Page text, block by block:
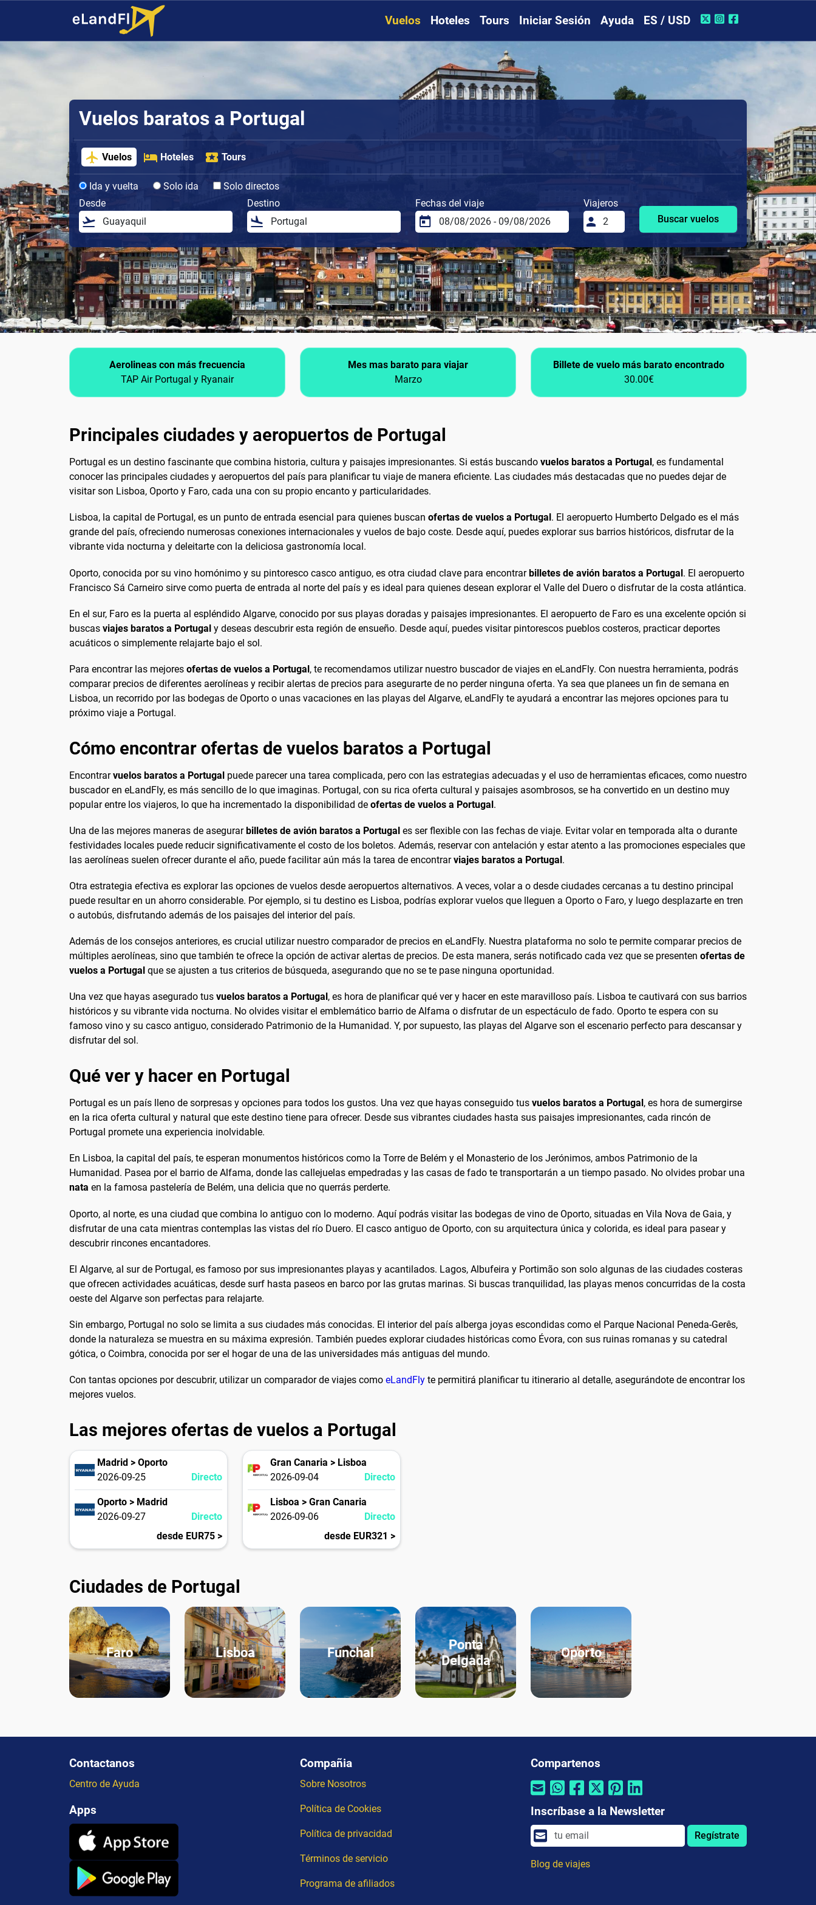
Vuelos Hoteles Tours Iniciar Sesión Ayuda ES / USD
Vuelos baratos a Portugal
Vuelos Hoteles Tours
Ida y vuelta Solo ida
Solo directos
Desde
Destino Fechas del viaje
Viajeros
Buscar vuelos
Aerolineas con más frecuencia
TAP Air Portugal y Ryanair
Mes mas barato para viajar
Marzo
Billete de vuelo más barato encontrado
30.00€
Principales ciudades y aeropuertos de Portugal
Portugal es un destino fascinante que combina historia, cultura y paisajes impresionantes. Si estás buscando vuelos baratos a Portugal , es fundamental
conocer las principales ciudades y aeropuertos del país para planificar tu viaje de manera eficiente. Las ciudades más destacadas que no puedes dejar de
visitar son Lisboa, Oporto y Faro, cada una con su propio encanto y particularidades.
Lisboa, la capital de Portugal, es un punto de entrada esencial para quienes buscan ofertas de vuelos a Portugal . El aeropuerto Humberto Delgado es el más
grande del país, ofreciendo numerosas conexiones internacionales y vuelos de bajo coste. Desde aquí, puedes explorar sus barrios históricos, disfrutar de la
vibrante vida nocturna y deleitarte con la deliciosa gastronomía local.
Oporto, conocida por su vino homónimo y su pintoresco casco antiguo, es otra ciudad clave para encontrarbilletes de avión baratos a Portugal. El aeropuerto
Francisco Sá Carneiro sirve como puerta de entrada al norte del país y es ideal para quienes desean explorar el Valle del Duero o disfrutar de la costa atlántica.
En el sur, Faro es la puerta al espléndido Algarve, conocido por sus playas doradas y paisajes impresionantes. El aeropuerto de Faro es una excelente opción si
buscas viajes baratos a Portugal y deseas descubrir esta región de ensueño. Desde aquí, puedes visitar pintorescos pueblos costeros, practicar deportes
acuáticos o simplemente relajarte bajo el sol.
Para encontrar las mejores ofertas de vuelos a Portugal, te recomendamos utilizar nuestro buscador de viajes en eLandFly. Con nuestra herramienta, podrás
comparar precios de diferentes aerolíneas y recibir alertas de precios para asegurarte de no perder ninguna oferta. Ya sea que planees un fin de semana en
Lisboa, un recorrido por las bodegas de Oporto o unas vacaciones en las playas del Algarve, eLandFly te ayudará a encontrar las mejores opciones para tu
próximo viaje a Portugal.
Cómo encontrar ofertas de vuelos baratos a Portugal
Encontrarvuelos baratos a Portugal puede parecer una tarea complicada, pero con las estrategias adecuadas y el uso de herramientas eficaces, como nuestro
buscador en eLandFly, es más sencillo de lo que imaginas. Portugal, con su rica oferta cultural y paisajes asombrosos, se ha convertido en un destino muy
popular entre los viajeros, lo que ha incrementado la disponibilidad de ofertas de vuelos a Portugal.
Una de las mejores maneras de asegurarbilletes de avión baratos a Portugal es ser flexible con las fechas de viaje. Evitar volar en temporada alta o durante
festividades locales puede reducir significativamente el costo de los boletos. Además, reservar con antelación y estar atento a las promociones especiales que
las aerolíneas suelen ofrecer durante el año, puede facilitar aún más la tarea de encontrarviajes baratos a Portugal.
Otra estrategia efectiva es explorar las opciones de vuelos desde aeropuertos alternativos. A veces, volar a o desde ciudades cercanas a tu destino principal
puede resultar en un ahorro considerable. Por ejemplo, si tu destino es Lisboa, podrías explorar vuelos que lleguen a Oporto o Faro, y luego desplazarte en tren
o autobús, disfrutando además de los paisajes del interior del país.
Además de los consejos anteriores, es crucial utilizar nuestro comparador de precios en eLandFly. Nuestra plataforma no solo te permite comparar precios de
múltiples aerolíneas, sino que también te ofrece la opción de activar alertas de precios. De esta manera, serás notificado cada vez que se presenten ofertas de
vuelos a Portugal que se ajusten a tus criterios de búsqueda, asegurando que no se te pase ninguna oportunidad.
Una vez que hayas asegurado tus vuelos baratos a Portugal , es hora de planificar qué ver y hacer en este maravilloso país. Lisboa te cautivará con sus barrios
históricos y su vibrante vida nocturna. No olvides visitar el emblemático barrio de Alfama o disfrutar de un espectáculo de fado. Oporto te espera con su
famoso vino y su casco antiguo, considerado Patrimonio de la Humanidad. Y, por supuesto, las playas del Algarve son el escenario perfecto para descansar y
disfrutar del sol.
Qué ver y hacer en Portugal
Portugal es un país lleno de sorpresas y opciones para todos los gustos. Una vez que hayas conseguido tus vuelos baratos a Portugal , es hora de sumergirse
en la rica oferta cultural y natural que este destino tiene para ofrecer. Desde sus vibrantes ciudades hasta sus paisajes impresionantes, cada rincón de
Portugal promete una experiencia inolvidable.
En Lisboa, la capital del país, te esperan monumentos históricos como la Torre de Belém y el Monasterio de los Jerónimos, ambos Patrimonio de la
Humanidad. Pasea por el barrio de Alfama, donde las callejuelas empedradas y las casas de fado te transportarán a un tiempo pasado. No olvides probar una
nata en la famosa pastelería de Belém, una delicia que no querrás perderte.
Oporto, al norte, es una ciudad que combina lo antiguo con lo moderno. Aquí podrás visitar las bodegas de vino de Oporto, situadas en Vila Nova de Gaia, y
disfrutar de una cata mientras contemplas las vistas del río Duero. El casco antiguo de Oporto, con su arquitectura única y colorida, es ideal para pasear y
descubrir rincones encantadores.
El Algarve, al sur de Portugal, es famoso por sus impresionantes playas y acantilados. Lagos, Albufeira y Portimão son solo algunas de las ciudades costeras
que ofrecen actividades acuáticas, desde surf hasta paseos en barco por las grutas marinas. Si buscas tranquilidad, las playas menos concurridas de la costa
oeste del Algarve son perfectas para relajarte.
Sin embargo, Portugal no solo se limita a sus ciudades más conocidas. El interior del país alberga joyas escondidas como el Parque Nacional Peneda-Gerês,
donde la naturaleza se muestra en su máxima expresión. También puedes explorar ciudades históricas como Évora, con sus ruinas romanas y su catedral
gótica, o Coimbra, conocida por ser el hogar de una de las universidades más antiguas del mundo.
Con tantas opciones por descubrir, utilizar un comparador de viajes como eLandFly te permitirá planificar tu itinerario al detalle, asegurándote de encontrar los
mejores vuelos.
Las mejores ofertas de vuelos a Portugal
Madrid > Oporto
2026-09-25
Directo
Oporto > Madrid
2026-09-27
Directo
desde EUR75 >
Gran Canaria > Lisboa
2026-09-04
Directo
Lisboa > Gran Canaria
2026-09-06
Directo
desde EUR321 >
Ciudades de Portugal
Faro Lisboa Funchal
Ponta
Delgada
Oporto
Contactanos
Centro de Ayuda
Apps
Compañia
Sobre Nosotros
Política de Cookies
Política de privacidad
Términos de servicio
Programa de afiliados
Compartenos
Inscríbase a la Newsletter
Regístrate
Blog de viajes